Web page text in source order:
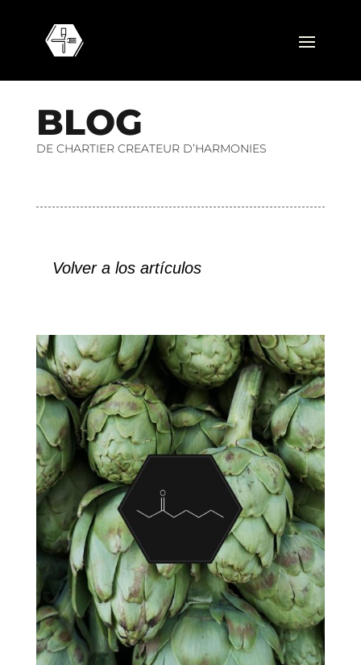
BLOG
DE CHARTIER CREATEUR D’HARMONIES
Volver a los artículos